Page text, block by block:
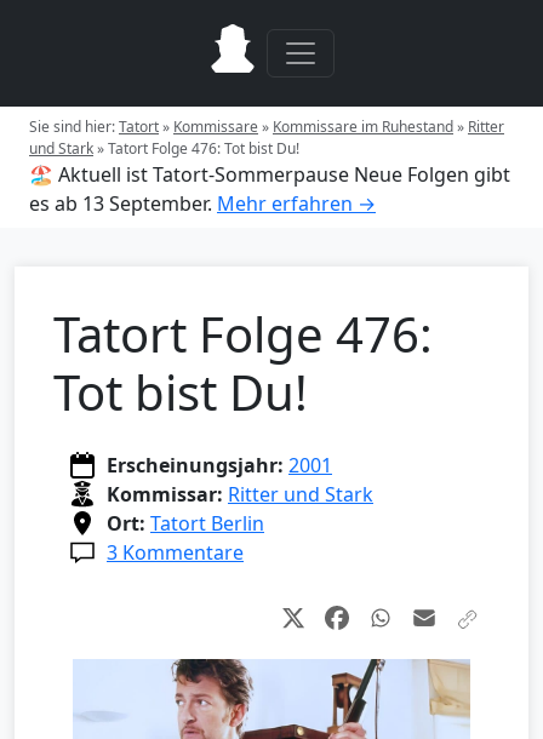
Sie sind hier:Tatort» Kommissare» Kommissare im Ruhestand» Ritter
und Stark»Tatort Folge 476: Tot bist Du!
🏖️ Aktuell ist Tatort-Sommerpause Neue Folgen gibt
es ab 13 September. Mehr erfahren →
Tatort Folge 476:
Tot bist Du!
Erscheinungsjahr: 2001
Kommissar: Ritter und Stark
Ort: Tatort Berlin
3 Kommentare